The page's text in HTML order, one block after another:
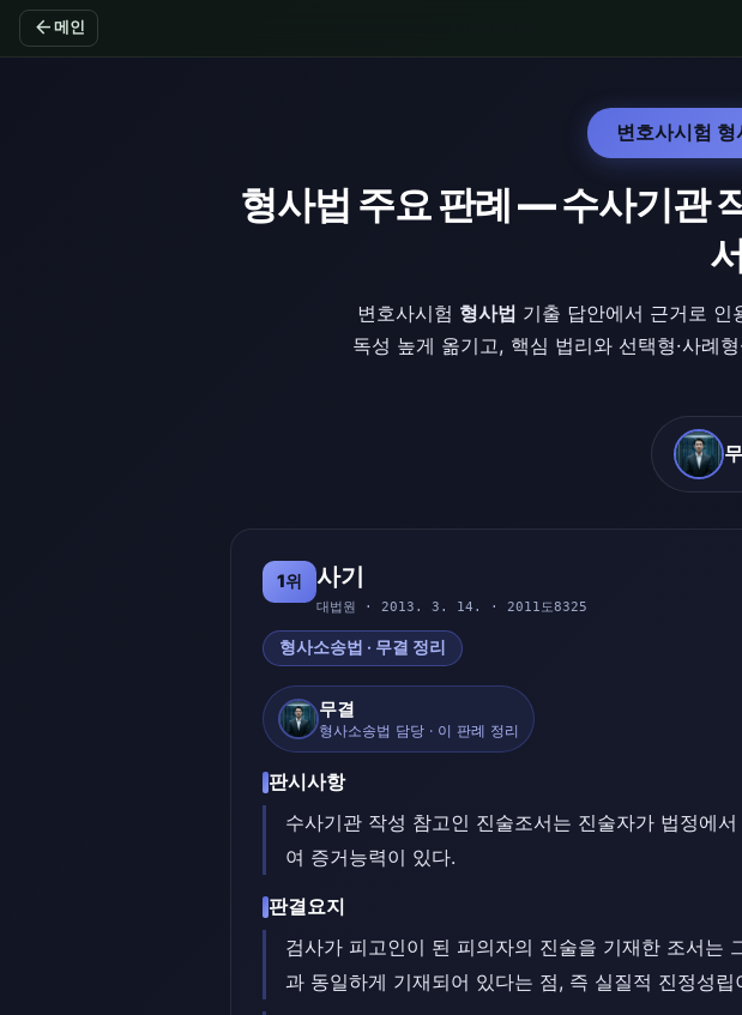
arrow_back 메인
변호사시험
형사법 주요 판례 — 수사기관
변호사시험 형사법 기출 답안에서 근거로 인
독성 높게 옮기고, 핵심 법리와 선택형·사례
1위 사기
대법원 · 2013. 3. 14. · 2011도8325
형사소송법 · 무결 정리
무결
형사소송법 담당 · 이 판례 정리
판시사항
수사기관 작성 참고인 진술조서는 진술자가 법정에
여 증거능력이 있다.
판결요지
검사가 피고인이 된 피의자의 진술을 기재한 조서는
과 동일하게 기재되어 있다는 점, 즉 실질적 진정성